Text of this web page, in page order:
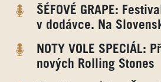
ŠÉFOVÉ GRAPE:
v dodávce. Na
NOTY VOLE SPECIÁL:
nových Rolling Stones